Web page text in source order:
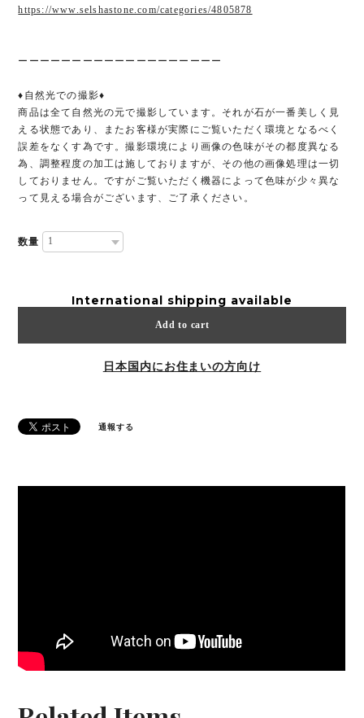
https://www.selshastone.com/categories/4805878
ーーーーーーーーーーーーーーーーーーー
♦︎自然光での撮影♦︎
商品は全て自然光の元で撮影しています。それが石が一番美しく見
える状態であり、またお客様が実際にご覧いただく環境となるべく
誤差をなくす為です。撮影環境により画像の色味がその都度異なる
為、調整程度の加工は施しておりますが、その他の画像処理は一切
しておりません。ですがご覧いただく機器によって色味が少々異な
って見える場合がございます、ご了承ください。
数量
International shipping available
Add to cart
日本国内にお住まいの方向け
通報する